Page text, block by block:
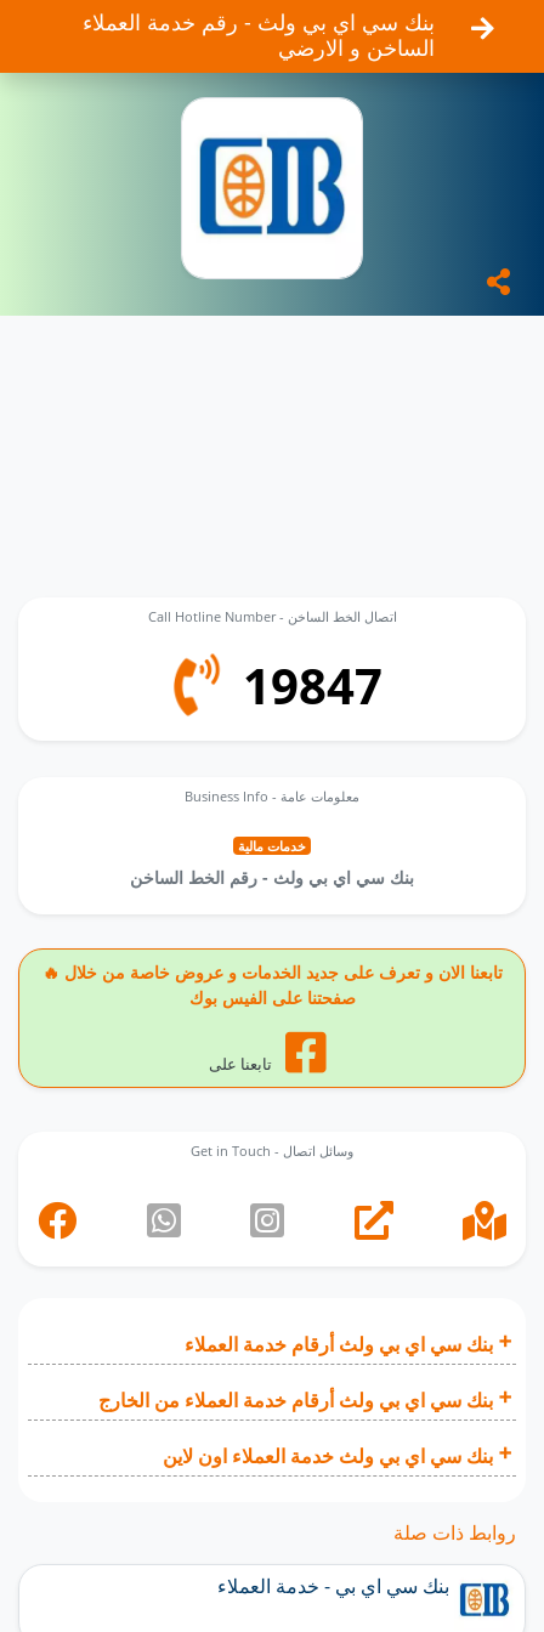
بنك سي اي بي ولث - رقم خدمة العملاء
الساخن و الارضي
Call Hotline Number - اتصال الخط الساخن
19847
Business Info - معلومات عامة
خدمات مالية
بنك سي اي بي ولث - رقم الخط الساخن
🔥 تابعنا الان و تعرف على جديد الخدمات و عروض خاصة من خلال
صفحتنا على الفيس بوك
تابعنا على
Get in Touch - وسائل اتصال
بنك سي اي بي ولث أرقام خدمة العملاء
بنك سي اي بي ولث أرقام خدمة العملاء من الخارج
بنك سي اي بي ولث خدمة العملاء اون لاين
روابط ذات صلة
بنك سي اي بي - خدمة العملاء